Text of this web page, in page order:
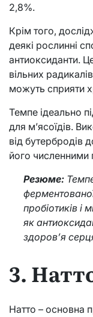
2,8%.
Крім того,
деякі рослинні
антиоксиданти.
вільних
можуть сприяти
Темпе ідеально
для м’ясоїдів.
від бутербродів
його численними
Резюме:
ферментованої
пробіотиків і
як
здоров’я
3.
Натто – основна